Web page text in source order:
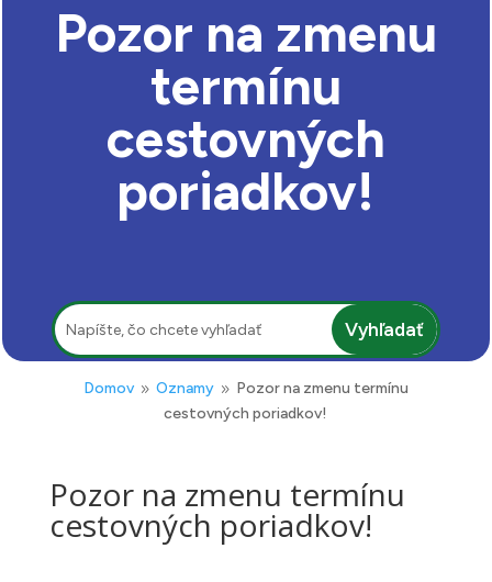
Pozor na zmenu
termínu
cestovných
poriadkov!
Hľadať:
Domov 9 Oznamy 9 Pozor na zmenu termínu
cestovných poriadkov!
Pozor na zmenu termínu
cestovných poriadkov!